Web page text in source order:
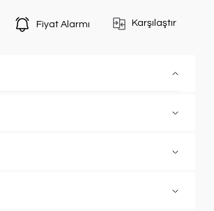
Fiyat Alarmı Karşılaştır